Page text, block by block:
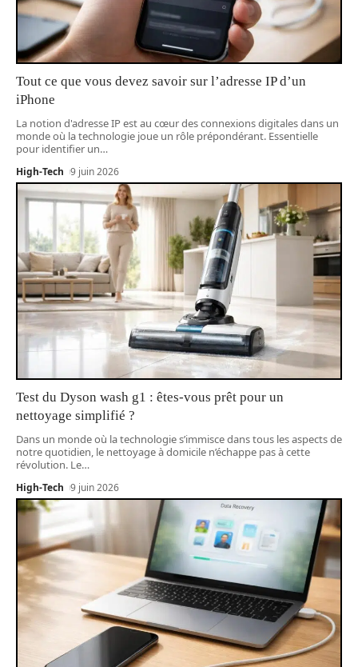
Tout ce que vous devez savoir sur l’adresse IP d’un
iPhone
La notion d'adresse IP est au cœur des connexions digitales dans un
monde où la technologie joue un rôle prépondérant. Essentielle
pour identifier un…
High-Tech 9 juin 2026
Test du Dyson wash g1 : êtes-vous prêt pour un
nettoyage simplifié ?
Dans un monde où la technologie s’immisce dans tous les aspects de
notre quotidien, le nettoyage à domicile n’échappe pas à cette
révolution. Le…
High-Tech 9 juin 2026